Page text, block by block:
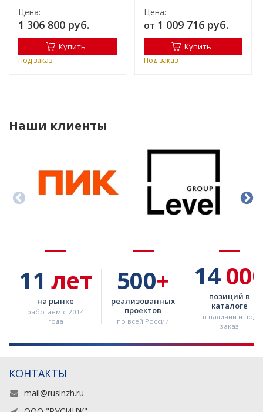
Цена:
1 306 800 руб.
Купить
Под заказ
Цена:
от 1 009 716 руб.
Купить
Под заказ
Наши клиенты
11 лет
на рынке
работаем с 2014
года
500+
реализованных
проектов
по всей России
14
позиций в
каталоге
в наличии и под
заказ
КОНТАКТЫ
mail@rusinzh.ru